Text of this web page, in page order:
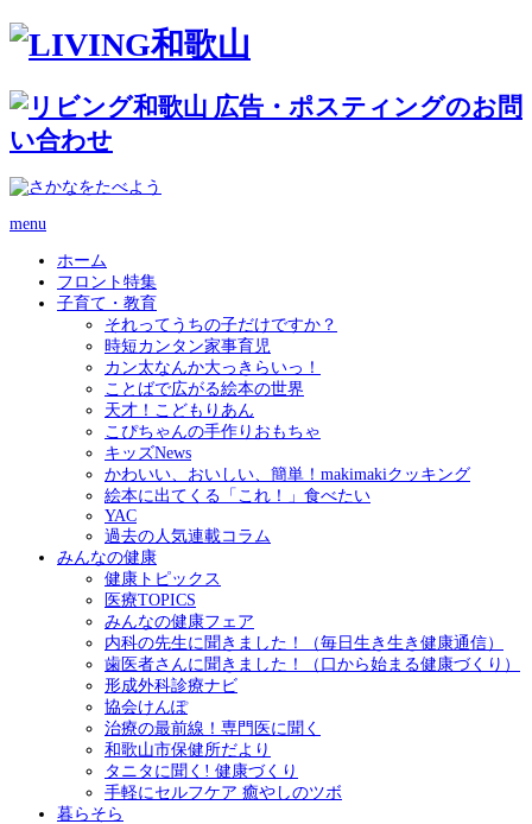
menu
ホーム
フロント特集
子育て・教育
それってうちの子だけですか？
時短カンタン家事育児
カン太なんか大っきらいっ！
ことばで広がる絵本の世界
天才！こどもりあん
こぴちゃんの手作りおもちゃ
キッズNews
かわいい、おいしい、簡単！makimakiクッキング
絵本に出てくる「これ！」食べたい
YAC
過去の人気連載コラム
みんなの健康
健康トピックス
医療TOPICS
みんなの健康フェア
内科の先生に聞きました！（毎日生き生き健康通信）
歯医者さんに聞きました！（口から始まる健康づくり）
形成外科診療ナビ
協会けんぽ
治療の最前線！専門医に聞く
和歌山市保健所だより
タニタに聞く! 健康づくり
手軽にセルフケア 癒やしのツボ
暮らそら